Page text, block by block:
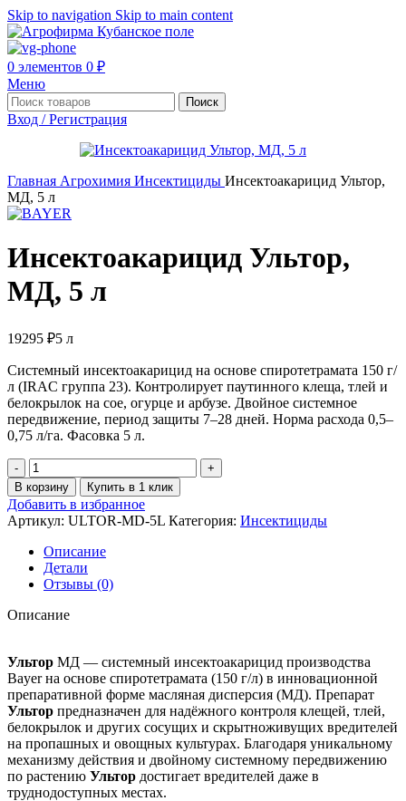
Skip to navigation Skip to main content
0 элементов 0 ₽
Меню
Поиск
Вход / Регистрация
Главная Агрохимия Инсектициды Инсектоакарицид Ультор,
МД, 5 л
Инсектоакарицид Ультор,
МД, 5 л
19295 ₽5 л
Системный инсектоакарицид на основе спиротетрамата 150 г/
л (IRAC группа 23). Контролирует паутинного клеща, тлей и
белокрылок на сое, огурце и арбузе. Двойное системное
передвижение, период защиты 7–28 дней. Норма расхода 0,5–
0,75 л/га. Фасовка 5 л.
В корзину Купить в 1 клик
Добавить в избранное
Артикул: ULTOR-MD-5L Категория: Инсектициды
Описание
Детали
Отзывы (0)
Описание
Ультор МД — системный инсектоакарицид производства
Bayer на основе спиротетрамата (150 г/л) в инновационной
препаративной форме масляная дисперсия (МД). Препарат
Ультор предназначен для надёжного контроля клещей, тлей,
белокрылок и других сосущих и скрытноживущих вредителей
на пропашных и овощных культурах. Благодаря уникальному
механизму действия и двойному системному передвижению
по растению Ультор достигает вредителей даже в
труднодоступных местах.